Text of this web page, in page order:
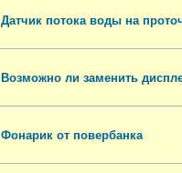
Датчик потока воды на
Возможно ли заменить
Фонарик от повербанка